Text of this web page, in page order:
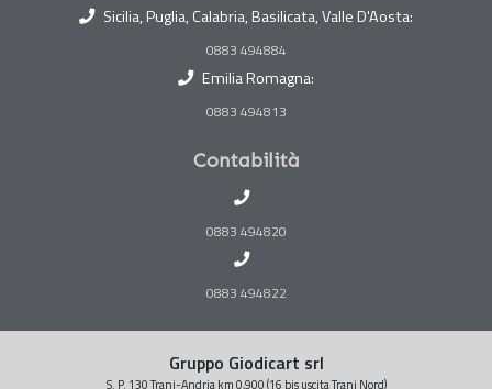
Sicilia, Puglia, Calabria, Basilicata, Valle D'Aosta:
0883 494884
Emilia Romagna:
0883 494813
Contabilità
0883 494820
0883 494822
Gruppo Giodicart srl
S. P. 130 Trani-Andria km 0,900 (16 bis uscita Trani Nord)